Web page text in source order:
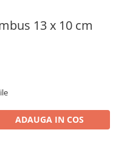
13 x 10 cm
ADAUGA IN COS